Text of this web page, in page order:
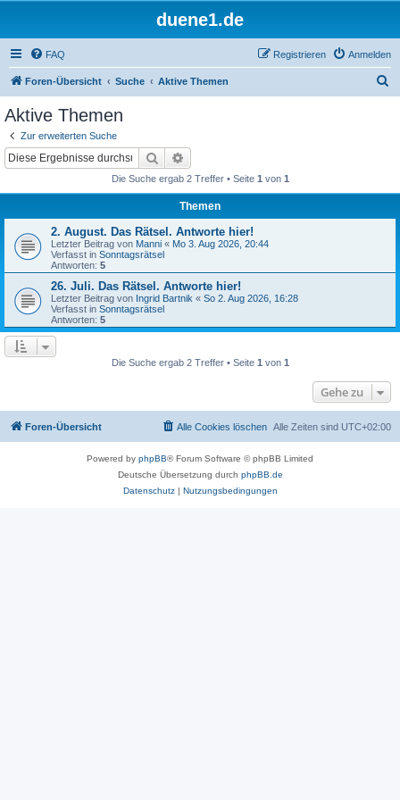
duene1.de
FAQ Anmelden
Registrieren
Foren-Übersicht Suche Aktive Themen
Aktive Themen
Zur erweiterten Suche
Suche
Die Suche ergab 2 Treffer • Seite 1 von 1
Themen
2. August. Das Rätsel. Antworte hier!
Letzter Beitrag von Manni « Mo 3. Aug 2026, 20:44
Verfasst in Sonntagsrätsel
Antworten: 5
26. Juli. Das Rätsel. Antworte hier!
Letzter Beitrag von Ingrid Bartnik « So 2. Aug 2026, 16:28
Verfasst in Sonntagsrätsel
Antworten: 5
Die Suche ergab 2 Treffer • Seite 1 von 1
Gehe zu
Foren-Übersicht Alle Zeiten sind UTC+02:00
Alle Cookies löschen
Powered by phpBB® Forum Software © phpBB Limited
Deutsche Übersetzung durch phpBB.de
Datenschutz| Nutzungsbedingungen